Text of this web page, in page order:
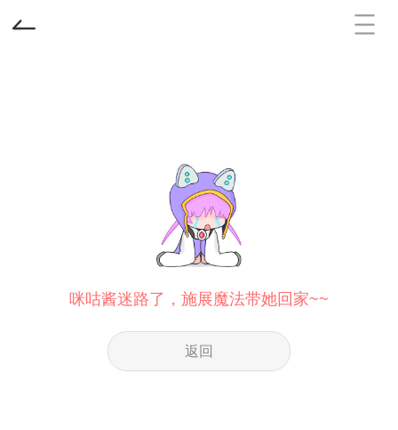
咪咕酱迷路了，施展魔法带她回家~~
返回